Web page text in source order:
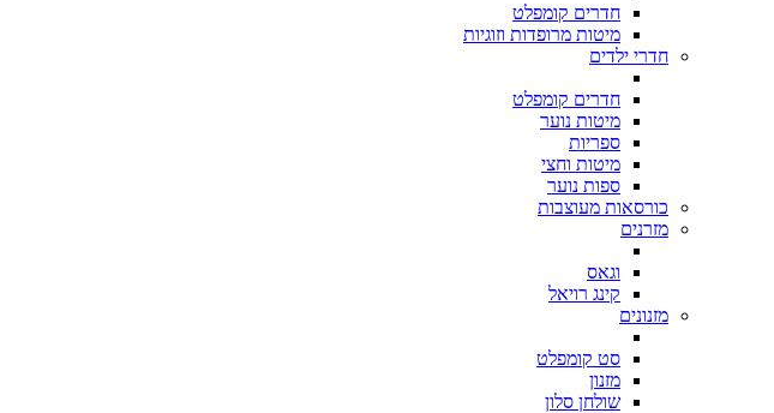
חדרים קומפלט
מיטות מרופדות וזוגיות
חדרי ילדים
חדרים קומפלט
מיטות נוער
ספריות
מיטות וחצי
ספות נוער
כורסאות מעוצבות
מזרנים
וגאס
קינג רויאל
מזנונים
סט קומפלט
מזנון
שולחן סלון